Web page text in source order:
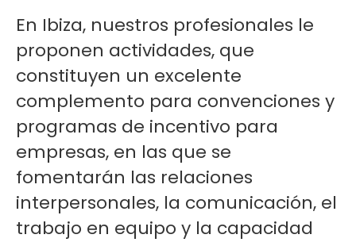
En Ibiza, nuestros profesionales le
proponen actividades, que
constituyen un excelente
complemento para convenciones y
programas de incentivo para
empresas, en las que se
fomentarán las relaciones
interpersonales, la comunicación, el
trabajo en equipo y la capacidad